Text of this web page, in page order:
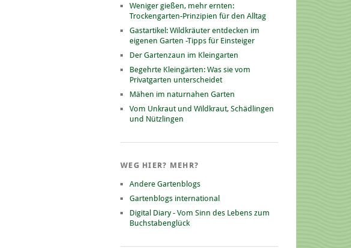
Weniger gießen, mehr ernten:
Trockengarten-Prinzipien für den Alltag
Gastartikel: Wildkräuter entdecken im
eigenen Garten -Tipps für Einsteiger
Der Gartenzaun im Kleingarten
Begehrte Kleingärten: Was sie vom
Privatgarten unterscheidet
Mähen im naturnahen Garten
Vom Unkraut und Wildkraut, Schädlingen
und Nützlingen
WEG HIER? MEHR?
Andere Gartenblogs
Gartenblogs international
Digital Diary - Vom Sinn des Lebens zum
Buchstabenglück